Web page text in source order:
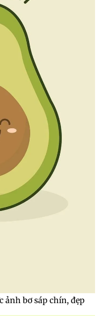
ảnh bơ sáp chín, đẹp